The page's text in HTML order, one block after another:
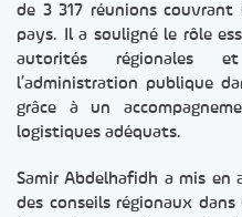
de 3 317 réunions couvrant
pays. Il a souligné le rôle
autorités régionales
l’administration publique
grâce à un
logistiques adéquats.
Samir Abdelhafidh a mis en
des conseils régionaux